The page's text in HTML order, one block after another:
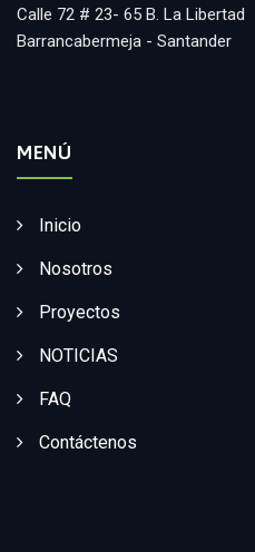
Calle 72 # 23- 65 B. La Libertad
Barrancabermeja - Santander
MENÚ
Inicio
Nosotros
Proyectos
NOTICIAS
FAQ
Contáctenos